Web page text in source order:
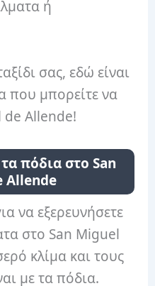
ή
σας, εδώ είναι
που μπορείτε να
de Allende!
πόδια στο San
Allende
να εξερευνήσετε
στο San Miguel
κλίμα και τους
με τα πόδια.